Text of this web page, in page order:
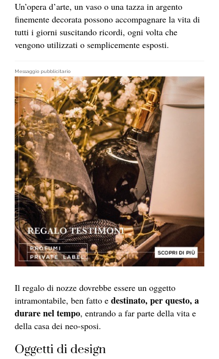
Un’opera d’arte, un vaso o una tazza in argento
finemente decorata possono accompagnare la vita di
tutti i giorni suscitando ricordi, ogni volta che
vengono utilizzati o semplicemente esposti.
Messaggio pubblicitario
Il regalo di nozze dovrebbe essere un oggetto
intramontabile, ben fatto e destinato, per questo, a
durare nel tempo, entrando a far parte della vita e
della casa dei neo-sposi.
Oggetti di design